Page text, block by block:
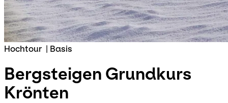
Hochtour | Basis
Bergsteigen Grundkurs
Krönten